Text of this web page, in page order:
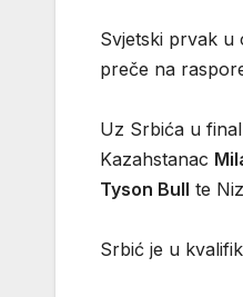
Svjetski prvak u
preče na
Uz Srbića u
Kazahstanac
Tyson Bull te
Srbić je u